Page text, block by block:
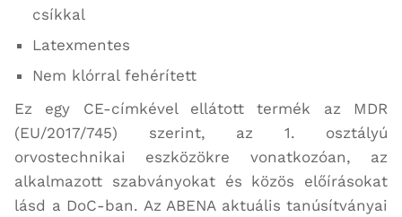
csíkkal
Latexmentes
Nem klórral fehérített
Ez egy CE-címkével ellátott termék az MDR
(EU/2017/745) szerint, az 1. osztályú
orvostechnikai eszközökre vonatkozóan, az
alkalmazott szabványokat és közös előírásokat
lásd a DoC-ban. Az ABENA aktuális tanúsítványai